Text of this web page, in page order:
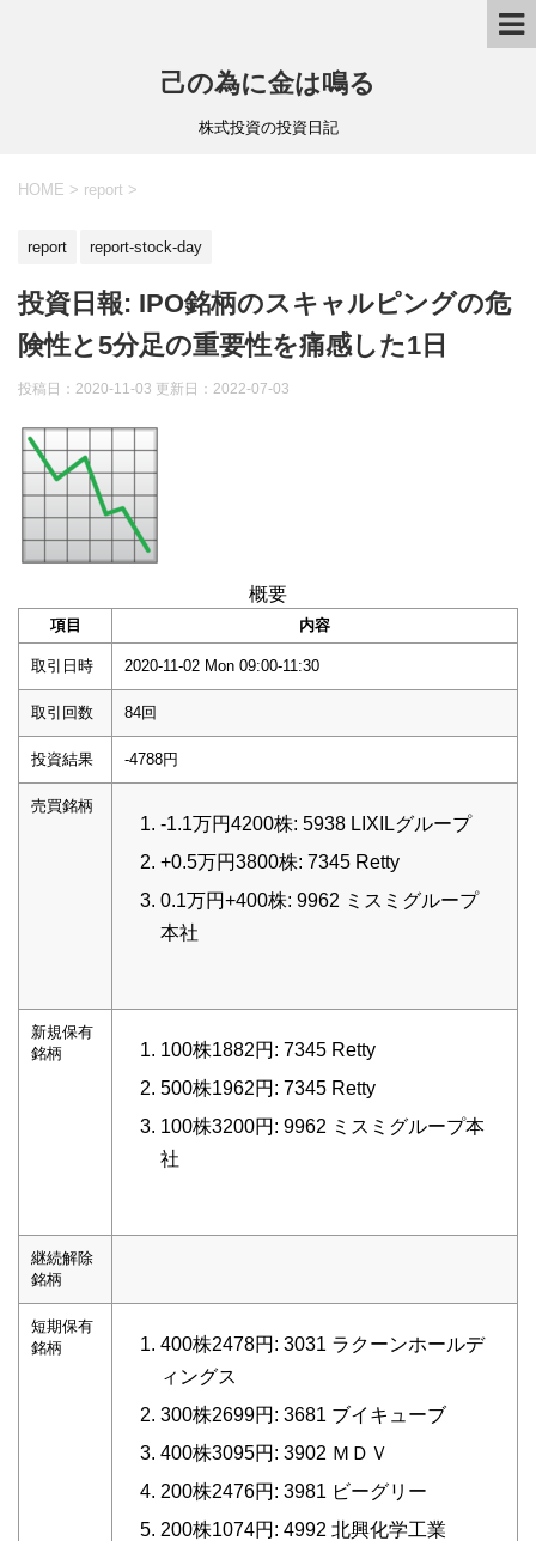
己の為に金は鳴る
株式投資の投資日記
HOME > report >
report report-stock-day
投資日報: IPO銘柄のスキャルピングの危
険性と5分足の重要性を痛感した1日
投稿日：2020-11-03 更新日： 2022-07-03
概要
項目 内容
取引日時 2020-11-02 Mon 09:00-11:30
取引回数 84回
投資結果 -4788円
売買銘柄
-1.1万円4200株: 5938 LIXILグループ
+0.5万円3800株: 7345 Retty
0.1万円+400株: 9962 ミスミグループ
本社
新規保有
銘柄
100株1882円: 7345 Retty
500株1962円: 7345 Retty
100株3200円: 9962 ミスミグループ本
社
継続解除
銘柄
短期保有
銘柄
400株2478円: 3031 ラクーンホールデ
ィングス
300株2699円: 3681 ブイキューブ
400株3095円: 3902 ＭＤＶ
200株2476円: 3981 ビーグリー
200株1074円: 4992 北興化学工業